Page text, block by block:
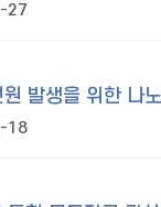
27
발생을 위한 나
18